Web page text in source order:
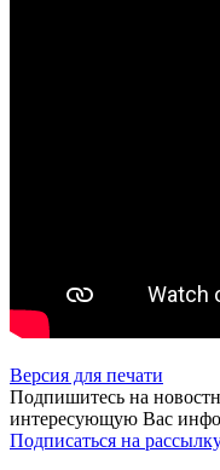
Версия для печати
Подпишитесь на
интересующую Вас
Подписаться на